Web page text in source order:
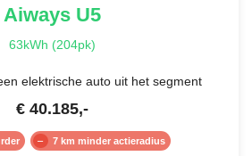
AiwaysU5
63kWh (204pk)
elektrische auto uit het segment
€ 40.185,-
7 km minder actieradius